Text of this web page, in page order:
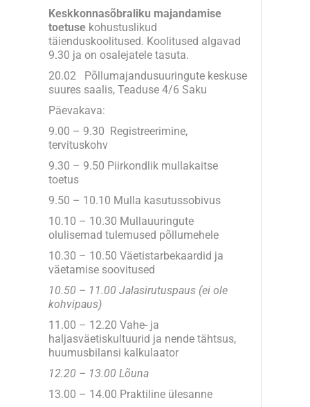
Keskkonnasõbraliku majandamise
toetuse kohustuslikud
täienduskoolitused. Koolitused algavad
9.30 ja on osalejatele tasuta.
20.02 Põllumajandusuuringute keskuse
suures saalis, Teaduse 4/6 Saku
Päevakava:
9.00 – 9.30 Registreerimine,
tervituskohv
9.30 – 9.50 Piirkondlik mullakaitse
toetus
9.50 – 10.10 Mulla kasutussobivus
10.10 – 10.30 Mullauuringute
olulisemad tulemused põllumehele
10.30 – 10.50 Väetistarbekaardid ja
väetamise soovitused
10.50 – 11.00 Jalasirutuspaus (ei ole
kohvipaus)
11.00 – 12.20 Vahe- ja
haljasväetiskultuurid ja nende tähtsus,
huumusbilansi kalkulaator
12.20 – 13.00 Lõuna
13.00 – 14.00 Praktiline ülesanne